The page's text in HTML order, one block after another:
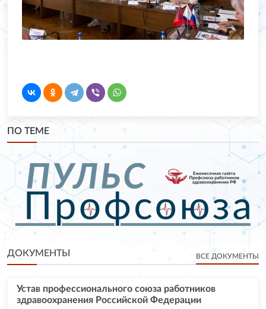
ПО ТЕМЕ
ДОКУМЕНТЫ ВСЕ ДОКУМЕНТЫ
Устав профессионального союза работников
здравоохранения Российской Федерации